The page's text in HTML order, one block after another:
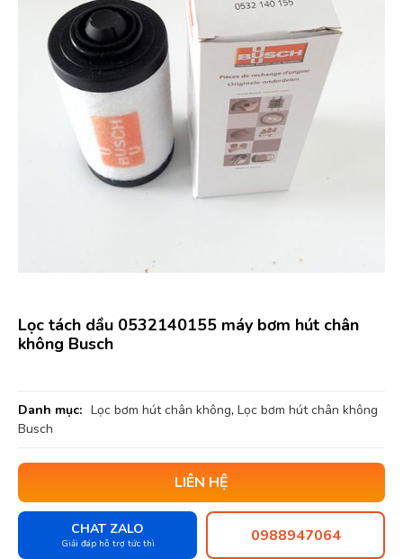
Lọc tách dầu 0532140155 máy bơm hút chân
không Busch
Danh mục: Lọc bơm hút chân không, Lọc bơm hút chân không
Busch
LIÊN HỆ
CHAT ZALO
Giải đáp hỗ trợ tức thì 0988947064